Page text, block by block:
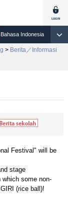
Bahasa Indonesia
> Berita／Informasi
Festival" will be
stage
some non-
(rice ball)!